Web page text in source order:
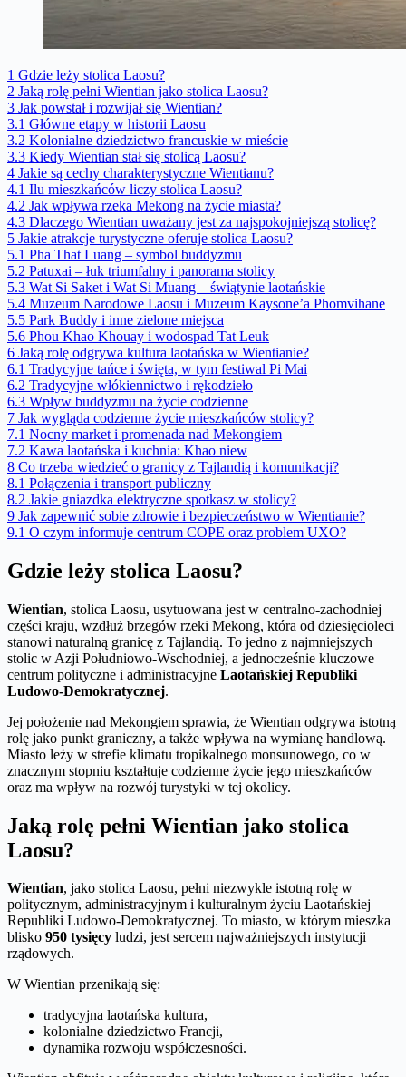
1 Gdzie leży stolica Laosu?
2 Jaką rolę pełni Wientian jako stolica Laosu?
3 Jak powstał i rozwijał się Wientian?
3.1 Główne etapy w historii Laosu
3.2 Kolonialne dziedzictwo francuskie w mieście
3.3 Kiedy Wientian stał się stolicą Laosu?
4 Jakie są cechy charakterystyczne Wientianu?
4.1 Ilu mieszkańców liczy stolica Laosu?
4.2 Jak wpływa rzeka Mekong na życie miasta?
4.3 Dlaczego Wientian uważany jest za najspokojniejszą stolicę?
5 Jakie atrakcje turystyczne oferuje stolica Laosu?
5.1 Pha That Luang – symbol buddyzmu
5.2 Patuxai – łuk triumfalny i panorama stolicy
5.3 Wat Si Saket i Wat Si Muang – świątynie laotańskie
5.4 Muzeum Narodowe Laosu i Muzeum Kaysone’a Phomvihane
5.5 Park Buddy i inne zielone miejsca
5.6 Phou Khao Khouay i wodospad Tat Leuk
6 Jaką rolę odgrywa kultura laotańska w Wientianie?
6.1 Tradycyjne tańce i święta, w tym festiwal Pi Mai
6.2 Tradycyjne włókiennictwo i rękodzieło
6.3 Wpływ buddyzmu na życie codzienne
7 Jak wygląda codzienne życie mieszkańców stolicy?
7.1 Nocny market i promenada nad Mekongiem
7.2 Kawa laotańska i kuchnia: Khao niew
8 Co trzeba wiedzieć o granicy z Tajlandią i komunikacji?
8.1 Połączenia i transport publiczny
8.2 Jakie gniazdka elektryczne spotkasz w stolicy?
9 Jak zapewnić sobie zdrowie i bezpieczeństwo w Wientianie?
9.1 O czym informuje centrum COPE oraz problem UXO?
Gdzie leży stolica Laosu?
Wientian, stolica Laosu, usytuowana jest w centralno-zachodniej
części kraju, wzdłuż brzegów rzeki Mekong, która od dziesięcioleci
stanowi naturalną granicę z Tajlandią. To jedno z najmniejszych
stolic w Azji Południowo-Wschodniej, a jednocześnie kluczowe
centrum polityczne i administracyjne Laotańskiej Republiki
Ludowo-Demokratycznej.
Jej położenie nad Mekongiem sprawia, że Wientian odgrywa istotną
rolę jako punkt graniczny, a także wpływa na wymianę handlową.
Miasto leży w strefie klimatu tropikalnego monsunowego, co w
znacznym stopniu kształtuje codzienne życie jego mieszkańców
oraz ma wpływ na rozwój turystyki w tej okolicy.
Jaką rolę pełni Wientian jako stolica
Laosu?
Wientian, jako stolica Laosu, pełni niezwykle istotną rolę w
politycznym, administracyjnym i kulturalnym życiu Laotańskiej
Republiki Ludowo-Demokratycznej. To miasto, w którym mieszka
blisko 950 tysięcy ludzi, jest sercem najważniejszych instytucji
rządowych.
W Wientian przenikają się:
tradycyjna laotańska kultura,
kolonialne dziedzictwo Francji,
dynamika rozwoju współczesności.